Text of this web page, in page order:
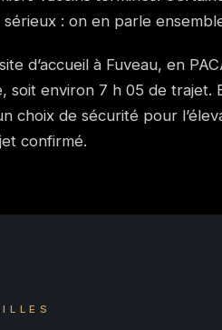
: on en parle
d’accueil à Fuveau, en
soit environ 7 h 05 de trajet.
choix de sécurité pour
confirmé.